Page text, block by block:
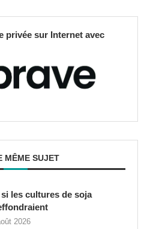
privée sur Internet avec
MÊME SUJET
si les cultures de soja
2026